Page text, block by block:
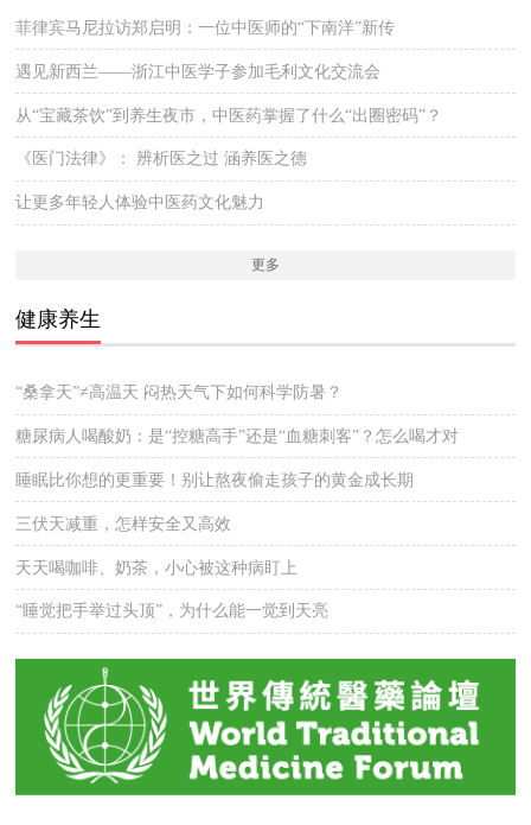
菲律宾马尼拉访郑启明：一位中医师的“下南洋”新传
遇见新西兰——浙江中医学子参加毛利文化交流会
从“宝藏茶饮”到养生夜市，中医药掌握了什么“出圈密码”？
《医门法律》： 辨析医之过 涵养医之德
让更多年轻人体验中医药文化魅力
更多
健康养生
“桑拿天”≠高温天 闷热天气下如何科学防暑？
糖尿病人喝酸奶：是“控糖高手”还是“血糖刺客”？怎么喝才对
睡眠比你想的更重要！别让熬夜偷走孩子的黄金成长期
三伏天减重，怎样安全又高效
天天喝咖啡、奶茶，小心被这种病盯上
“睡觉把手举过头顶”，为什么能一觉到天亮